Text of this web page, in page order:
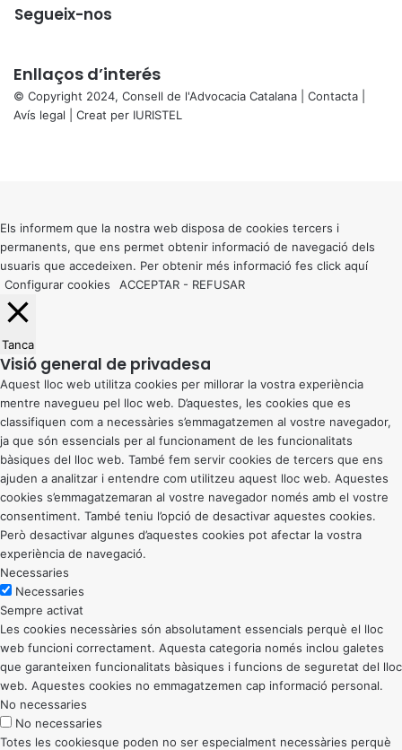
Segueix-nos
Enllaços d’interés
© Copyright 2024, Consell de l'Advocacia Catalana | Contacta
Avís legal | Creat per IURISTEL
button
Els informem que la nostra web disposa de cookies tercers i
permanents, que ens permet obtenir informació de navegació dels
usuaris que accedeixen. Per obtenir més informació fes click aquí
Configurar cookies
ACCEPTAR - REFUSAR
Tanca
Visió general de privadesa
Aquest lloc web utilitza cookies per millorar la vostra experiència
mentre navegueu pel lloc web. D’aquestes, les cookies que es
classifiquen com a necessàries s’emmagatzemen al vostre navegador,
ja que són essencials per al funcionament de les funcionalitats
bàsiques del lloc web. També fem servir cookies de tercers que ens
ajuden a analitzar i entendre com utilitzeu aquest lloc web. Aquestes
cookies s’emmagatzemaran al vostre navegador només amb el vostre
consentiment. També teniu l’opció de desactivar aquestes cookies.
Però desactivar algunes d’aquestes cookies pot afectar la vostra
experiència de navegació.
Necessaries
Necessaries
Sempre activat
Les cookies necessàries són absolutament essencials perquè el lloc
web funcioni correctament. Aquesta categoria només inclou galetes
que garanteixen funcionalitats bàsiques i funcions de seguretat del lloc
web. Aquestes cookies no emmagatzemen cap informació personal.
No necessaries
No necessaries
Totes les cookiesque poden no ser especialment necessàries perquè